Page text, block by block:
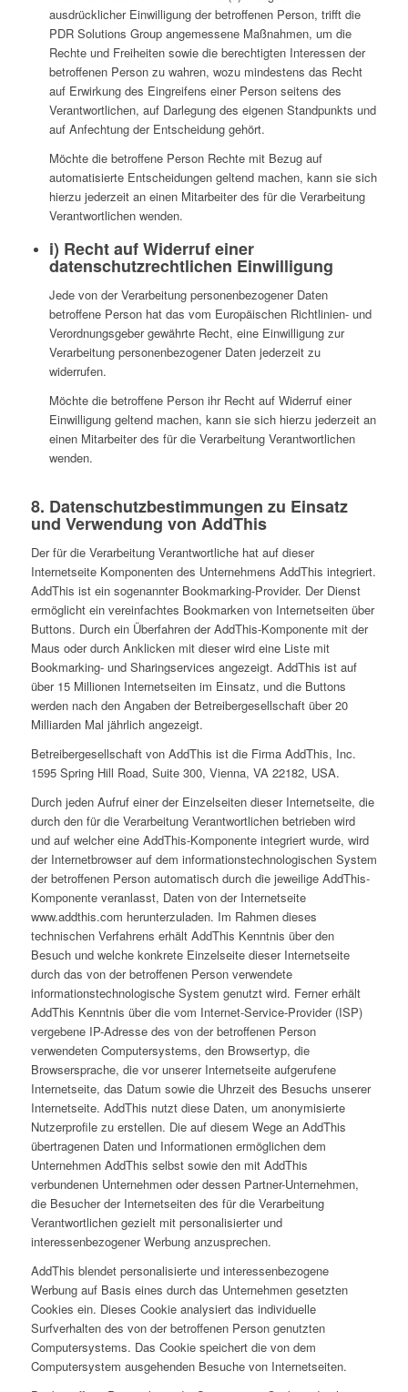
ausdrücklicher Einwilligung der betroffenen Person, trifft die
PDR Solutions Group angemessene Maßnahmen, um die
Rechte und Freiheiten sowie die berechtigten Interessen der
betroffenen Person zu wahren, wozu mindestens das Recht
auf Erwirkung des Eingreifens einer Person seitens des
Verantwortlichen, auf Darlegung des eigenen Standpunkts und
auf Anfechtung der Entscheidung gehört.
Möchte die betroffene Person Rechte mit Bezug auf
automatisierte Entscheidungen geltend machen, kann sie sich
hierzu jederzeit an einen Mitarbeiter des für die Verarbeitung
Verantwortlichen wenden.
i) Recht auf Widerruf einer
datenschutzrechtlichen Einwilligung
Jede von der Verarbeitung personenbezogener Daten
betroffene Person hat das vom Europäischen Richtlinien- und
Verordnungsgeber gewährte Recht, eine Einwilligung zur
Verarbeitung personenbezogener Daten jederzeit zu
widerrufen.
Möchte die betroffene Person ihr Recht auf Widerruf einer
Einwilligung geltend machen, kann sie sich hierzu jederzeit an
einen Mitarbeiter des für die Verarbeitung Verantwortlichen
wenden.
8. Datenschutzbestimmungen zu Einsatz
und Verwendung von AddThis
Der für die Verarbeitung Verantwortliche hat auf dieser
Internetseite Komponenten des Unternehmens AddThis integriert.
AddThis ist ein sogenannter Bookmarking-Provider. Der Dienst
ermöglicht ein vereinfachtes Bookmarken von Internetseiten über
Buttons. Durch ein Überfahren der AddThis-Komponente mit der
Maus oder durch Anklicken mit dieser wird eine Liste mit
Bookmarking- und Sharingservices angezeigt. AddThis ist auf
über 15 Millionen Internetseiten im Einsatz, und die Buttons
werden nach den Angaben der Betreibergesellschaft über 20
Milliarden Mal jährlich angezeigt.
Betreibergesellschaft von AddThis ist die Firma AddThis, Inc.
1595 Spring Hill Road, Suite 300, Vienna, VA 22182, USA.
Durch jeden Aufruf einer der Einzelseiten dieser Internetseite, die
durch den für die Verarbeitung Verantwortlichen betrieben wird
und auf welcher eine AddThis-Komponente integriert wurde, wird
der Internetbrowser auf dem informationstechnologischen System
der betroffenen Person automatisch durch die jeweilige AddThis-
Komponente veranlasst, Daten von der Internetseite
www.addthis.com herunterzuladen. Im Rahmen dieses
technischen Verfahrens erhält AddThis Kenntnis über den
Besuch und welche konkrete Einzelseite dieser Internetseite
durch das von der betroffenen Person verwendete
informationstechnologische System genutzt wird. Ferner erhält
AddThis Kenntnis über die vom Internet-Service-Provider (ISP)
vergebene IP-Adresse des von der betroffenen Person
verwendeten Computersystems, den Browsertyp, die
Browsersprache, die vor unserer Internetseite aufgerufene
Internetseite, das Datum sowie die Uhrzeit des Besuchs unserer
Internetseite. AddThis nutzt diese Daten, um anonymisierte
Nutzerprofile zu erstellen. Die auf diesem Wege an AddThis
übertragenen Daten und Informationen ermöglichen dem
Unternehmen AddThis selbst sowie den mit AddThis
verbundenen Unternehmen oder dessen Partner-Unternehmen,
die Besucher der Internetseiten des für die Verarbeitung
Verantwortlichen gezielt mit personalisierter und
interessenbezogener Werbung anzusprechen.
AddThis blendet personalisierte und interessenbezogene
Werbung auf Basis eines durch das Unternehmen gesetzten
Cookies ein. Dieses Cookie analysiert das individuelle
Surfverhalten des von der betroffenen Person genutzten
Computersystems. Das Cookie speichert die von dem
Computersystem ausgehenden Besuche von Internetseiten.